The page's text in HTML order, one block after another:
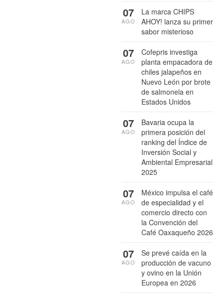
La marca CHIPS
AHOY! lanza su primer
sabor misterioso
07
AGO
Cofepris investiga
planta empacadora de
chiles jalapeños en
Nuevo León por brote
de salmonela en
Estados Unidos
07
AGO
Bavaria ocupa la
primera posición del
ranking del Índice de
Inversión Social y
Ambiental Empresarial
2025
07
AGO
México impulsa el café
de especialidad y el
comercio directo con
la Convención del
Café Oaxaqueño 2026
07
AGO
Se prevé caída en la
producción de vacuno
y ovino en la Unión
Europea en 2026
07
AGO